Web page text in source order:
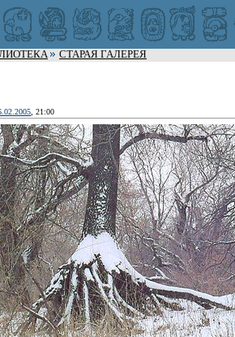
СТАРАЯ ГАЛЕРЕЯ
, 21:00